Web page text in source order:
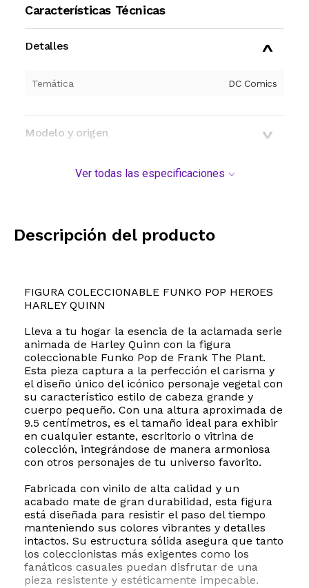
Características Técnicas
Detalles
Temática DC Comics
Modelo y origen
Ver todas las especificaciones
Descripción del producto
FIGURA COLECCIONABLE FUNKO POP HEROES
HARLEY QUINN
Lleva a tu hogar la esencia de la aclamada serie
animada de Harley Quinn con la figura
coleccionable Funko Pop de Frank The Plant.
Esta pieza captura a la perfección el carisma y
el diseño único del icónico personaje vegetal con
su característico estilo de cabeza grande y
cuerpo pequeño. Con una altura aproximada de
9.5 centímetros, es el tamaño ideal para exhibir
en cualquier estante, escritorio o vitrina de
colección, integrándose de manera armoniosa
con otros personajes de tu universo favorito.
Fabricada con vinilo de alta calidad y un
acabado mate de gran durabilidad, esta figura
está diseñada para resistir el paso del tiempo
manteniendo sus colores vibrantes y detalles
intactos. Su estructura sólida asegura que tanto
los coleccionistas más exigentes como los
fanáticos casuales puedan disfrutar de una
pieza resistente y estéticamente impecable.